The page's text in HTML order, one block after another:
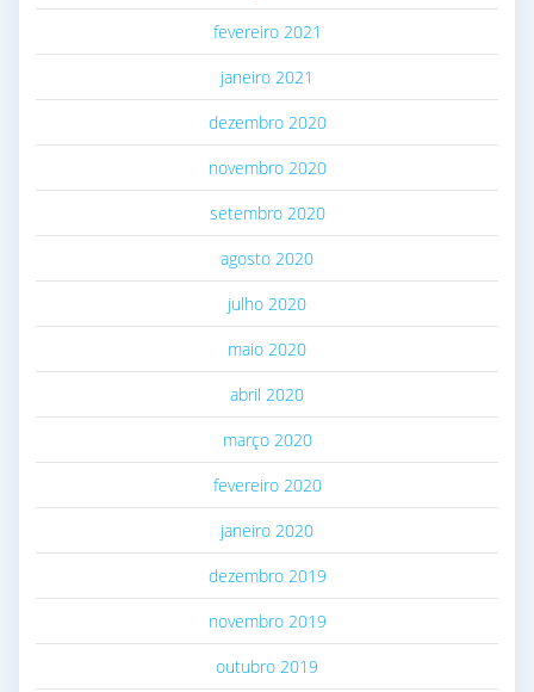
fevereiro 2021
janeiro 2021
dezembro 2020
novembro 2020
setembro 2020
agosto 2020
julho 2020
maio 2020
abril 2020
março 2020
fevereiro 2020
janeiro 2020
dezembro 2019
novembro 2019
outubro 2019